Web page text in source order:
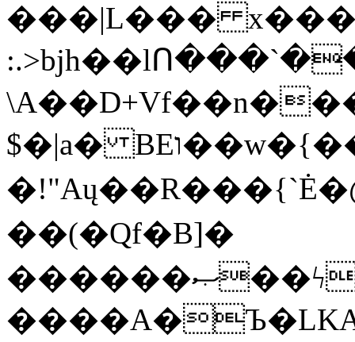
���|L���
$�|a� BEו��w�{���;���q�X��d%�������W� hU�(�1�Ū}9�S�F<��i�L3�;�
��(�Qf�B]�
������ޞ��ϟak��r��_39$�8�p���7�2�yIZ�R��x��/